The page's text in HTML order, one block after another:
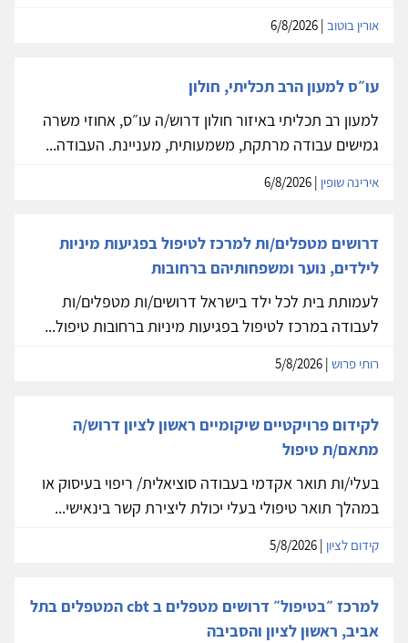
אורין בוטוב
עו״ס למעון הרב תכליתי, חולון
למעון רב תכליתי באיזור חולון דרוש/ה עו״ס, אחוזי משרה
גמישים עבודה מרתקת, משמעותית, מעניינת. העבודה...
אירינה שופין
דרושים מטפלים/ות למרכז לטיפול בפגיעות מיניות
לילדים, נוער ומשפחותיהם ברחובות
לעמותת בית לכל ילד בישראל דרושים/ות מטפלים/ות
לעבודה במרכז לטיפול בפגיעות מיניות ברחובות טיפול...
רותי פרוש
לקידום פרויקטיים שיקומיים ראשון לציון דרוש/ה
מתאם/ת טיפול
בעלי/ות תואר אקדמי בעבודה סוציאלית/ ריפוי בעיסוק או
במהלך תואר טיפולי בעלי יכולת ליצירת קשר בינאישי...
קידום לציון
למרכז ״בטיפול״ דרושים מטפלים ב cbt המטפלים בתל
אביב, ראשון לציון והסביבה